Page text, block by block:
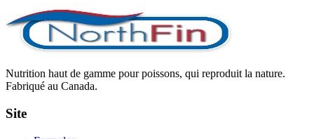
Nutrition haut de gamme pour poissons, qui reproduit la nature.
Fabriqué au Canada.
Site